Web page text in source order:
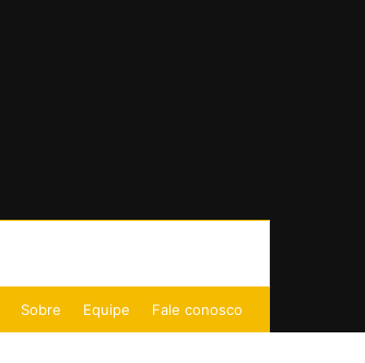
Sobre Equipe Fale conosco